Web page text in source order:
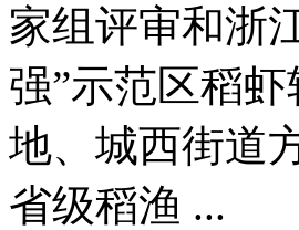
家组评审和浙
强”示范区稻
地、城西街道
省级稻渔 ...